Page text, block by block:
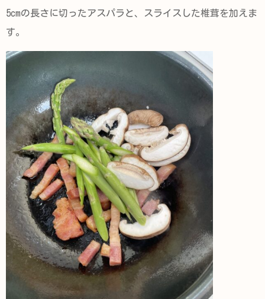
5cmの長さに切ったアスパラと、スライスした椎茸を加えま
す。